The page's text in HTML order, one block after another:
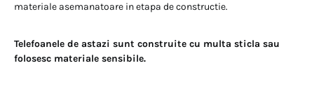
materiale asemanatoare in etapa de constructie.
Telefoanele de astazi sunt construite cu multa sticla sau
folosesc materiale sensibile.